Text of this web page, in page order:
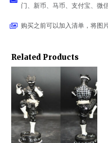
门、新币、马币、支付宝、微
购买之前可以加入清单，将图
Related Products